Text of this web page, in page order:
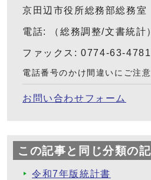
京田辺市役所総務部総務室
電話: （総務調整/文書統
ファックス: 0774-63-4781
電話番号のかけ間違いにご注意
お問い合わせフォーム
この記事と同じ分類の
令和7年版統計書